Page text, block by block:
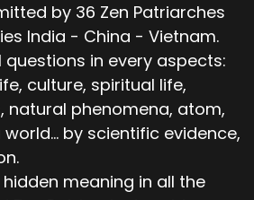
by 36 Zen Patriarches
India - China - Vietnam.
questions in every aspects:
culture, spiritual life,
natural phenomena, atom,
by scientific evidence,
hidden meaning in all the